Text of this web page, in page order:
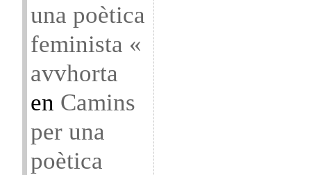
una poètica
feminista «
avvhorta
en Camins
per una
poètica